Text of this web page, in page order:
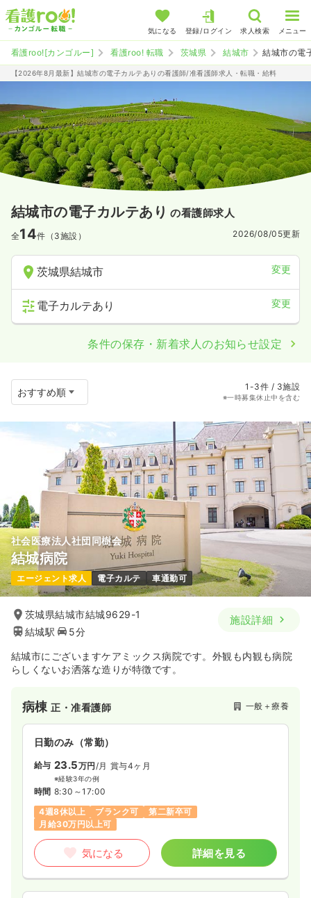
気になる 登録/ログイン 求人検索 メニュー
看護roo![カンゴルー] 看護roo! 転職 茨城県 結城市 結城市の電
【2026年8月最新】結城市の電子カルテありの看護師/准看護師求人・転職・給料
結城市の電子カルテあり の看護師求人
全14件（3施設） 2026/08/05更新
茨城県結城市 変更
電子カルテあり 変更
条件の保存・新着求人のお知らせ設定
1-3件 / 3施設
※一時募集休止中を含む
社会医療法人社団同樹会
結城病院
エージェント求人 電子カルテ 車通勤可
茨城県結城市結城9629-1
結城駅
5分
施設詳細
結城市にございますケアミックス病院です。外観も内観も病院
らしくないお洒落な造りが特徴です。
病棟正・准看護師 一般＋療養
日勤のみ（常勤）
給与 23.5万円 /月 賞与4ヶ月
※経験3年の例
時間 8:30～17:00
4週8休以上
ブランク可
第二新卒可
月給30万円以上可
気になる 詳細を見る